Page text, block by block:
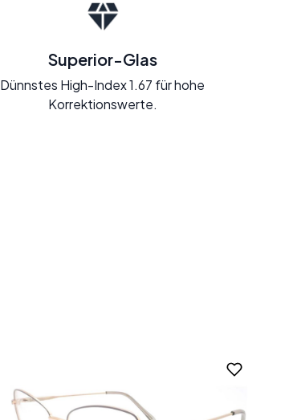
Superior-Glas
Dünnstes High-Index 1.67 für hohe
Korrektionswerte.